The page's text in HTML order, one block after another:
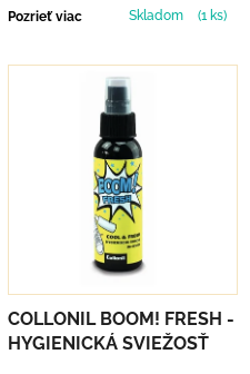
Pozrieť viac Skladom (1 ks)
COLLONIL BOOM! FRESH -
HYGIENICKÁ SVIEŽOSŤ